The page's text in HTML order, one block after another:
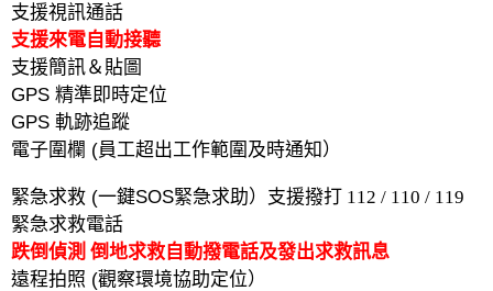
支援視訊通話
支援來電自動接聽
支援簡訊＆貼圖
GPS 精準即時定位
GPS 軌跡追蹤
電子圍欄 (員工超出工作範圍及時通知）
緊急求救 (一鍵SOS緊急求助）支援撥打 112 / 110 / 119
緊急求救電話
跌倒偵測 倒地求救自動撥電話及發出求救訊息
遠程拍照 (觀察環境協助定位）